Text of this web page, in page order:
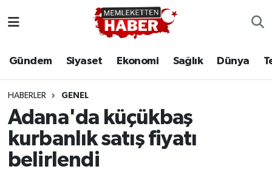
Gündem Siyaset Ekonomi Sağlık Dünya
HABERLER GENEL
Adana'da küçükbaş
kurbanlık satış fiyatı
belirlendi